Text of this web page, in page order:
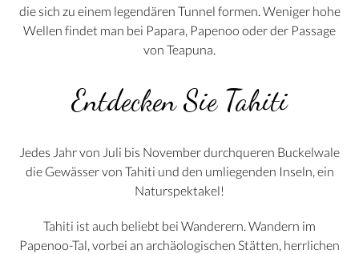
die sich zu einem legendären Tunnel formen. Weniger hohe
Wellen findet man bei Papara, Papenoo oder der Passage
von Teapuna.
Entdecken Sie Tahiti
Jedes Jahr von Juli bis November durchqueren Buckelwale
die Gewässer von Tahiti und den umliegenden Inseln, ein
Naturspektakel!
Tahiti ist auch beliebt bei Wanderern. Wandern im
Papenoo-Tal, vorbei an archäologischen Stätten, herrlichen